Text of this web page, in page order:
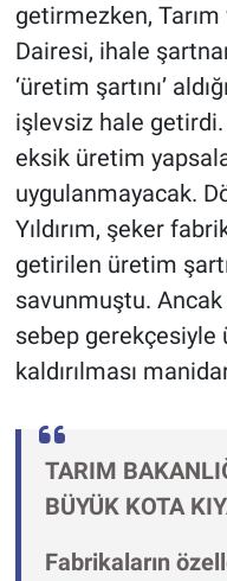
getirmezken, Tarım
Dairesi, ihale
‘üretim şartını’
işlevsiz hale
eksik üretim
uygulanmayacak.
Yıldırım, şeker
getirilen üretim
savunmuştu.
sebep gerekçesiyle
kaldırılması
TARIM
BÜYÜK KOTA
Fabrikaların